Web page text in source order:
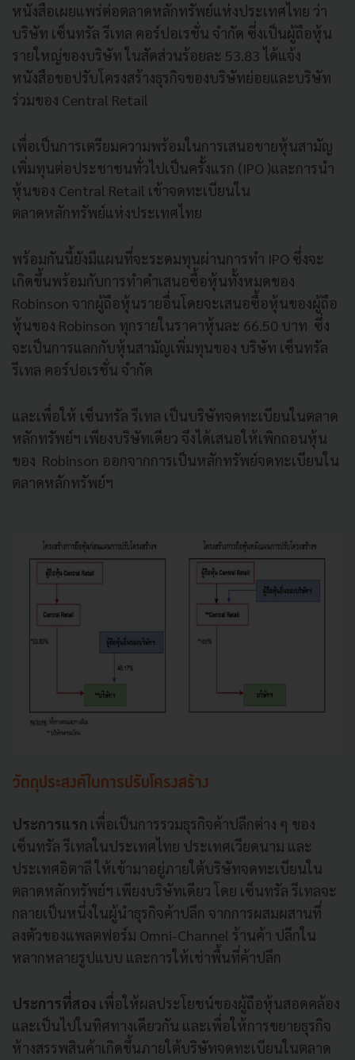
หนังสือเผยแพร่ต่อตลาดหลักทรัพย์แห่งประเทศไทย ว่า
บริษัท เซ็นทรัล รีเทล คอร์ปอเรชั่น จํากัด ซึ่งเป็นผู้ถือหุ้น
รายใหญ่ของบริษัท ในสัดส่วนร้อยละ 53.83 ได้แจ้ง
หนังสือขอปรับโครงสร้างธุรกิจของบริษัทย่อยและบริษัท
ร่วมของ Central Retail
เพื่อเป็นการเตรียมความพร้อมในการเสนอขายหุ้นสามัญ
เพิ่มทุนต่อประชาชนทั่วไปเป็นครั้งแรก (IPO )และการนํา
หุ้นของ Central Retail เข้าจดทะเบียนใน
ตลาดหลักทรัพย์แห่งประเทศไทย
พร้อมกันนี้ยังมีแผนที่จะระดมทุนผ่านการทํา IPO ซึ่งจะ
เกิดขึ้นพร้อมกับการทําคําเสนอซื้อหุ้นทั้งหมดของ
Robinson จากผู้ถือหุ้นรายอื่นโดยจะเสนอซื้อหุ้นของผู้ถือ
หุ้นของ Robinson ทุกรายในราคาหุ้นละ 66.50 บาท ซึ่ง
จะเป็นการแลกกับหุ้นสามัญเพิ่มทุนของ บริษัท เซ็นทรัล
รีเทล คอร์ปอเรชั่น จํากัด
และเพื่อให้ เซ็นทรัล รีเทล เป็นบริษัทจดทะเบียนในตลาด
หลักทรัพย์ฯ เพียงบริษัทเดียว จึงได้เสนอให้เพิกถอนหุ้น
ของ Robinson ออกจากการเป็นหลักทรัพย์จดทะเบียนใน
ตลาดหลักทรัพย์ฯ
วัตถุประสงค์ในการปรับโครงสร้าง
ประการแรก เพื่อเป็นการรวมธุรกิจค้าปลีกต่าง ๆ ของ
เซ็นทรัล รีเทลในประเทศไทย ประเทศเวียดนาม และ
ประเทศอิตาลี ให้เข้ามาอยู่ภายใต้บริษัทจดทะเบียนใน
ตลาดหลักทรัพย์ฯ เพียงบริษัทเดียว โดย เซ็นทรัล รีเทลจะ
กลายเป็นหนึ่งในผู้นําธุรกิจค้าปลีก จากการผสมผสานที่
ลงตัวของแพลตฟอร์ม Omni-Channel ร้านค้า ปลีกใน
หลากหลายรูปแบบ และการให้เช่าพื้นที่ค้าปลีก
ประการที่สอง เพื่อให้ผลประโยชน์ของผู้ถือหุ้นสอดคล้อง
และเป็นไปในทิศทางเดียวกัน และเพื่อให้การขยายธุรกิจ
ห้างสรรพสินค้าเกิดขึ้นภายใต้บริษัทจดทะเบียนในตลาด